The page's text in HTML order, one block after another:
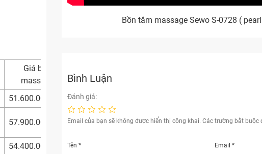
Giá bồn
massage
51.600.000VND
57.900.000VND
54.400.000VND
Bồn tắm massage Sewo S-0728 (
Bình Luận
Đánh giá:
Email của bạn sẽ không được hiển thị công khai. Các trường bắt buộc
Tên* Email *